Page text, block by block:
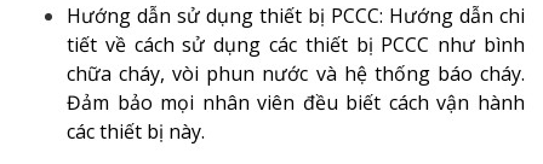
Hướng dẫn sử dụng thiết bị PCCC: Hướng dẫn chi
tiết về cách sử dụng các thiết bị PCCC như bình
chữa cháy, vòi phun nước và hệ thống báo cháy.
Đảm bảo mọi nhân viên đều biết cách vận hành
các thiết bị này.